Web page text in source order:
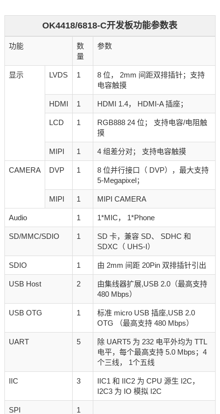
OK4418/6818-C开发板功能参数表
功能
数
量
参数
显示 LVDS 1
8 位， 2mm 间距双排插针；支持
电容触摸
HDMI 1 HDMI 1.4， HDMI-A 插座；
LCD 1
RGB888 24 位； 支持电容/电阻触
摸
MIPI 1 4 组差分对； 支持电容触摸
CAMERA DVP 1
8 位并行接口（ DVP），最大支持
5-Megapixel；
MIPI 1 MIPI CAMERA
Audio 1 1*MIC， 1*Phone
SD/MMC/SDIO 1
SD 卡，兼容 SD、 SDHC 和
SDXC（ UHS-I）
SDIO 1 由 2mm 间距 20Pin 双排插针引出
USB Host 2
由集线器扩展,USB 2.0（最高支持
480 Mbps）
USB OTG 1
标准 micro USB 插座,USB 2.0
OTG （最高支持 480 Mbps）
UART 5
除 UART5 为 232 电平外均为 TTL
电平，每个最高支持 5.0 Mbps；4
个三线， 1个五线
IIC 3
IIC1 和 IIC2 为 CPU 源生 I2C，
I2C3 为 IO 模拟 I2C
SPI 1